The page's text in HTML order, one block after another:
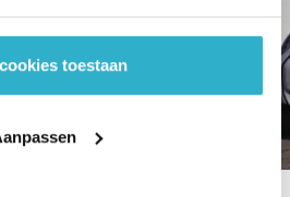
toestaan